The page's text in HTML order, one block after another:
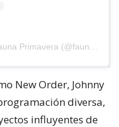
New Order, Johnny
diversa,
influyentes de